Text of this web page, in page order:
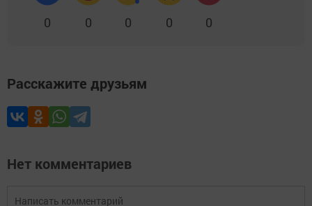
0 0 0 0 0
Расскажите друзьям
Нет комментариев